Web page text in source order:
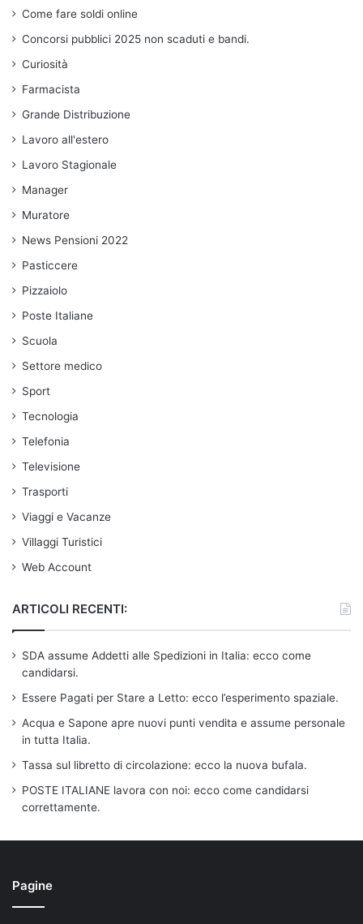
Come fare soldi online
Concorsi pubblici 2025 non scaduti e bandi.
Curiosità
Farmacista
Grande Distribuzione
Lavoro all'estero
Lavoro Stagionale
Manager
Muratore
News Pensioni 2022
Pasticcere
Pizzaiolo
Poste Italiane
Scuola
Settore medico
Sport
Tecnologia
Telefonia
Televisione
Trasporti
Viaggi e Vacanze
Villaggi Turistici
Web Account
ARTICOLI RECENTI:
SDA assume Addetti alle Spedizioni in Italia: ecco come
candidarsi.
Essere Pagati per Stare a Letto: ecco l’esperimento spaziale.
Acqua e Sapone apre nuovi punti vendita e assume personale
in tutta Italia.
Tassa sul libretto di circolazione: ecco la nuova bufala.
POSTE ITALIANE lavora con noi: ecco come candidarsi
correttamente.
Pagine